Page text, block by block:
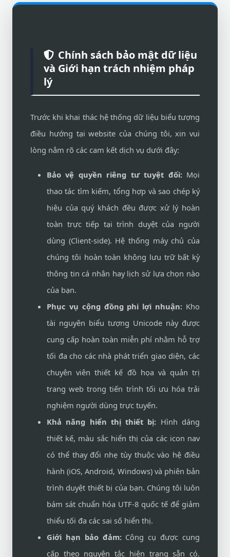
Chính sách bảo mật dữ liệu
và Giới hạn trách nhiệm pháp
lý
Trước khi khai thác hệ thống dữ liệu biểu tượng
điều hướng tại website của chúng tôi, xin vui
lòng nắm rõ các cam kết dịch vụ dưới đây:
Bảo vệ quyền riêng tư tuyệt đối:Mọi
thao tác tìm kiếm, tổng hợp và sao chép ký
hiệu của quý khách đều được xử lý hoàn
toàn trực tiếp tại trình duyệt của người
dùng (Client-side). Hệ thống máy chủ của
chúng tôi hoàn toàn không lưu trữ bất kỳ
thông tin cá nhân hay lịch sử lựa chọn nào
của bạn.
Phục vụ cộng đồng phi lợi nhuận: Kho
tài nguyên biểu tượng Unicode này được
cung cấp hoàn toàn miễn phí nhằm hỗ trợ
tối đa cho các nhà phát triển giao diện, các
chuyên viên thiết kế đồ họa và quản trị
trang web trong tiến trình tối ưu hóa trải
nghiệm người dùng trực tuyến.
Khả năng hiển thị thiết bị: Hình dáng
thiết kế, màu sắc hiển thị của các icon nav
có thể thay đổi nhẹ tùy thuộc vào hệ điều
hành (iOS, Android, Windows) và phiên bản
trình duyệt thiết bị của bạn. Chúng tôi luôn
bám sát chuẩn hóa UTF-8 quốc tế để giảm
thiểu tối đa các sai số hiển thị.
Giới hạn bảo đảm:Công cụ được cung
cấp theo nguyên tắc hiện trạng sẵn có.